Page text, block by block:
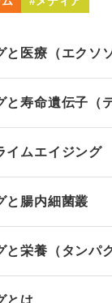
医療（エクソ
と寿命遺伝子（
イムエイジング
と腸内細菌叢
と栄養（タンパ
とは